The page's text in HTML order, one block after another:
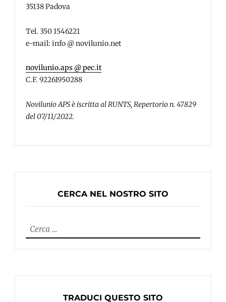
35138 Padova
Tel. 350 1546221
e-mail: info @ novilunio.net
novilunio.aps @ pec.it
C.F. 92261950288
Novilunio APS è iscritta al RUNTS, Repertorio n. 47829
del 07/11/2022.
CERCA NEL NOSTRO SITO
Ricerca
per:
TRADUCI QUESTO SITO